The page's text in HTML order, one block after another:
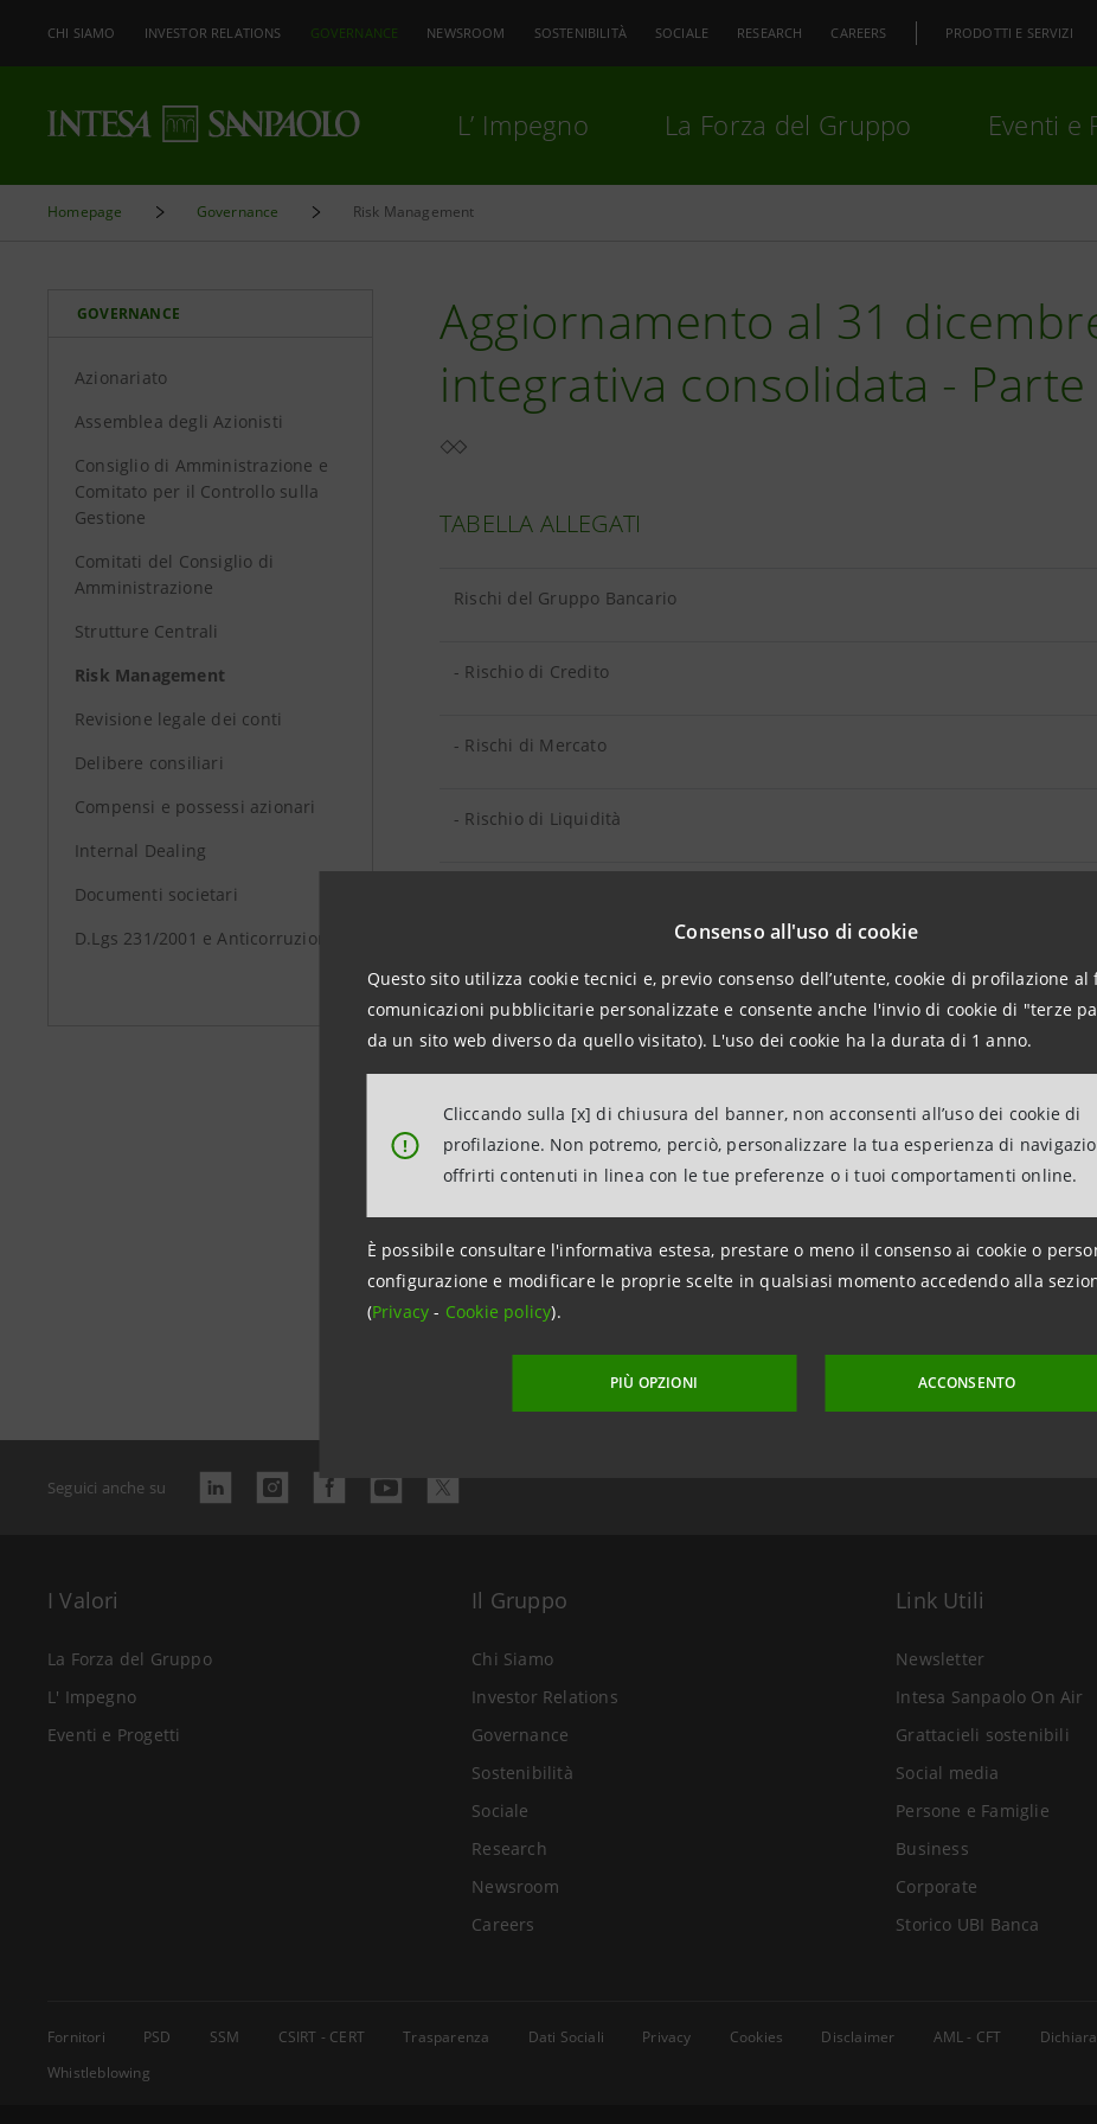
Consenso all'uso di cookie
Questo sito utilizza cookie tecnici e, previo consenso dell’utente, cookie di profilazione
comunicazioni pubblicitarie personalizzate e consente anche l'invio di cookie di "terze
da un sito web diverso da quello visitato). L'uso dei cookie ha la durata di 1 anno.
!
Cliccando sulla [x] di chiusura del banner, non acconsenti all’uso dei cookie di
profilazione. Non potremo, perciò, personalizzare la tua esperienza di
offrirti contenuti in linea con le tue preferenze o i tuoi comportamenti online.
È possibile consultare l'informativa estesa, prestare o meno il consenso ai cookie o
configurazione e modificare le proprie scelte in qualsiasi momento accedendo alla
(Privacy- Cookie policy).
PIÙ OPZIONI ACCONSENTO
CHI SIAMO INVESTOR RELATIONS GOVERNANCE NEWSROOM SOSTENIBILITÀ SOCIALE RESEARCH CAREERS PRODOTTI E SERVIZI
L’ Impegno La Forza del Gruppo Eventi e
Homepage Governance Risk Management
GOVERNANCE
Azionariato
Assemblea degli Azionisti
Consiglio di Amministrazione e
Comitato per il Controllo sulla
Gestione
Comitati del Consiglio di
Amministrazione
Strutture Centrali
Risk Management
Revisione legale dei conti
Delibere consiliari
Compensi e possessi azionari
Internal Dealing
Documenti societari
D.Lgs 231/2001 e Anticorruzione
Aggiornamento al 31
integrativa consolidata - Parte
TABELLA ALLEGATI
Rischi del Gruppo Bancario
- Rischio di Credito
- Rischi di Mercato
- Rischio di Liquidità
Rischi delle Altre Imprese
Seguici anche su
I Valori
La Forza del Gruppo
L' Impegno
Eventi e Progetti
Il Gruppo
Chi Siamo
Investor Relations
Governance
Sostenibilità
Sociale
Research
Newsroom
Careers
Link Utili
Newsletter
Intesa Sanpaolo On Air
Grattacieli sostenibili
Social media
Persone e Famiglie
Business
Corporate
Storico UBI Banca
Fornitori PSD SSM CSIRT - CERT Trasparenza Dati Sociali Privacy Cookies Disclaimer AML - CFT
Whistleblowing